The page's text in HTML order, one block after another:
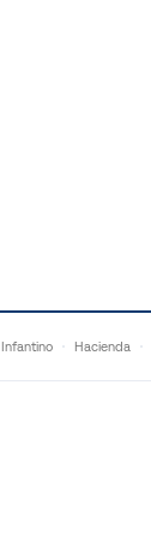
Infantino Hacienda